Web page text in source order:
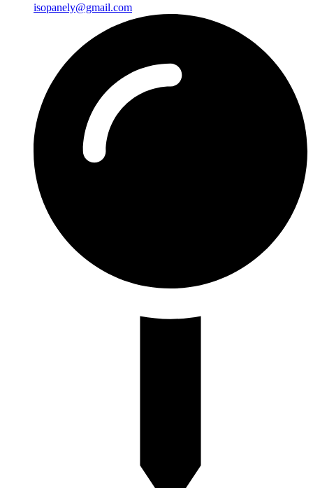
isopanely@gmail.com